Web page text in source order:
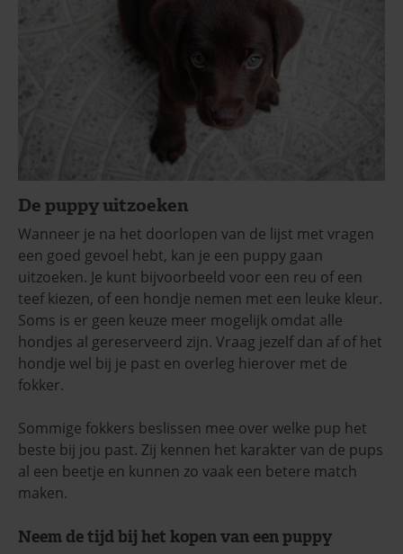
De puppy uitzoeken
Wanneer je na het doorlopen van de lijst met vragen
een goed gevoel hebt, kan je een puppy gaan
uitzoeken. Je kunt bijvoorbeeld voor een reu of een
teef kiezen, of een hondje nemen met een leuke kleur.
Soms is er geen keuze meer mogelijk omdat alle
hondjes al gereserveerd zijn. Vraag jezelf dan af of het
hondje wel bij je past en overleg hierover met de
fokker.
Sommige fokkers beslissen mee over welke pup het
beste bij jou past. Zij kennen het karakter van de pups
al een beetje en kunnen zo vaak een betere match
maken.
Neem de tijd bij het kopen van een puppy